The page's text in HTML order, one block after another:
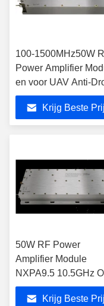
100-1500MHz50W
Power Amplifier
en voor UAV Anti-Drone
Jamming RF Power
AmplifierKrijg Beste
50W RF Power
Amplifier Module
NXPA9.5 10.5GHz
maat
Krijg Beste